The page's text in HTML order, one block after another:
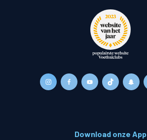
Download onze App